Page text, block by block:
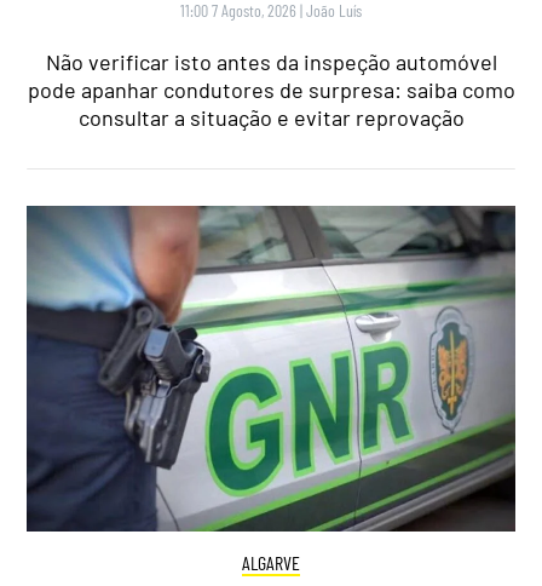
11:00 7 Agosto, 2026 |João Luís
Não verificar isto antes da inspeção automóvel
pode apanhar condutores de surpresa: saiba como
consultar a situação e evitar reprovação
ALGARVE